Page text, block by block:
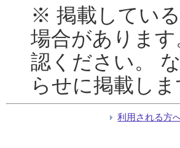
※ 掲載してい
場合がありま
認ください。
らせに掲載しま
利用される方